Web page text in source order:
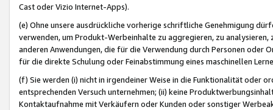
Cast oder Vizio Internet-Apps).
(e) Ohne unsere ausdrückliche vorherige schriftliche Genehmigung
verwenden, um Produkt-Werbeinhalte zu aggregieren, zu
anderen Anwendungen, die für die Verwendung durch Personen
für die direkte Schulung oder Feinabstimmung eines maschinellen
(f) Sie werden (i) nicht in irgendeiner Weise in die Funktionalität oder
entsprechenden Versuch unternehmen; (ii) keine
Kontaktaufnahme mit Verkäufern oder Kunden oder sonstiger